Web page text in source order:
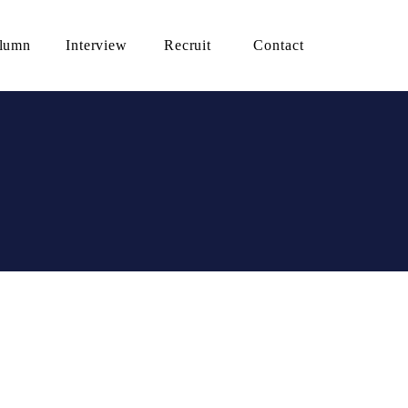
Interview Recruit Contact